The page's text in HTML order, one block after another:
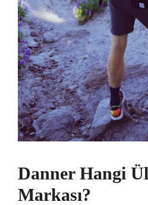
Danner Hangi
Markası?